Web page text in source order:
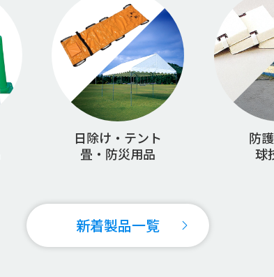
日除け・テント
畳・防災用品
防
球
新着製品一覧